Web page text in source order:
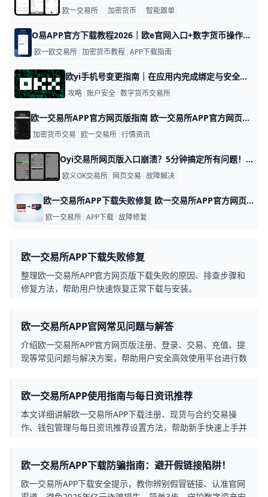
欧一交易所 加密货币 智能跟单
O易APP官方下载教程2026｜欧e官网入口+数字货币操作完整指南 欧一APP怎么下载？欧交易所交易所官方网页版与官网入口完整教学（含数字货币操作） 很多人把Oyi交易所（欧交易所）误称为“欧一”，其实鸥易是全球领先的数字货币交易平台，支持比特币、以太坊、USDT等上千种数字资产交易。如果你想下载Oyi交易所APP、进入官网或学习数字货币操作，这篇完整教程将手把手教你，从下载注册到买币交易全部覆盖，新手也能轻松上手。
欧一欧交易所 加密货币教程 APP下载指南
欧yi手机号变更指南｜在应用内完成绑定与安全设定 欧交易所（欧一）注册手机号可以更改，通常需要在手机应用内完成身份验证后才能绑定新号码。示例场景：如果你换了手机号、或旧号码即将停用，直接在应用内完成改绑能让账户保持可用。注意，网页端通常不提供直接修改入口，因此请优先使用手机应用完成操作。数据点：官方帮助中明确指出修改手机号多在 APP 内完成，且需要身份验证才能继续。
攻略 账户安全 数字货币交易所
欧一交易所APP官方网页版指南 欧一交易所APP官方网页版不仅是一个交易入口，更像是一个把资讯、行情、学习和操作放在一起的工具。根据官方帮助与学习内容，用户可以先在网页版完成注册、身份认证、资产管理和基础交易，再在APP里查看实时提醒和快速下单，这样更适合把“了解信息”和“执行交易”分开处理。
加密货币交易 欧一交易所 行情资讯
Oyi交易所网页版入口崩溃？5分钟搞定所有问题！ 欧一交易所APP官方网页版入口常见问题与解决方案（网页版入口） 入口加载失败怎么处理？ 网页版入口打不开是很常见的困扰，通常是因为网络不稳或浏览器缓存问题。比如，用户小李反映“页面一直转圈加载不出来”。解决办法：先检查Wi-Fi或4G信号是否正常，切换网络试试；然后清除浏览器缓存（Chrome浏览器：设置>隐私与安全>清除浏览数据），刷新页面。如果还是不行，确认网址是否为官方最新入口，如“
欧义OK交易所 网页交易 故障解决
欧一交易所APP下载失败修复 欧一交易所APP官方网页版下载失败时，最常见的原因通常是网络不稳、浏览器缓存过多、手机存储不足，或者下载来源不是官方入口。比如，有些用户在使用 Wi-Fi 时页面一直转圈，换成手机流量后就能正常下载；也有人清理缓存后重新打开网页，安装包就可以顺利获取。公开资料显示，官方网页提供正规下载路径，而第三方链接更容易出现文件不完整或被拦截的问题，因此先确认来源很重要。
欧一交易所 APP下载 故障修复
欧一交易所APP下载失败修复
整理欧一交易所APP官方网页版下载失败的原因、排查步骤和
修复方法，帮助用户快速恢复正常下载与安装。
欧一交易所APP官网常见问题与解答
介绍欧一交易所APP官方网页版注册、登录、交易、充值、提
现等常见问题与解决方案，帮助用户安全高效使用平台进行数
欧一交易所APP使用指南与每日资讯推荐
本文详细讲解欧一交易所APP下载注册、现货与合约交易操
作、钱包管理与每日资讯推荐设置方法，帮助新手快速上手并
欧一交易所APP下载防骗指南：避开假链接陷阱！
欧一交易所APP下载安全提示，教你辨别假冒链接、认准官网